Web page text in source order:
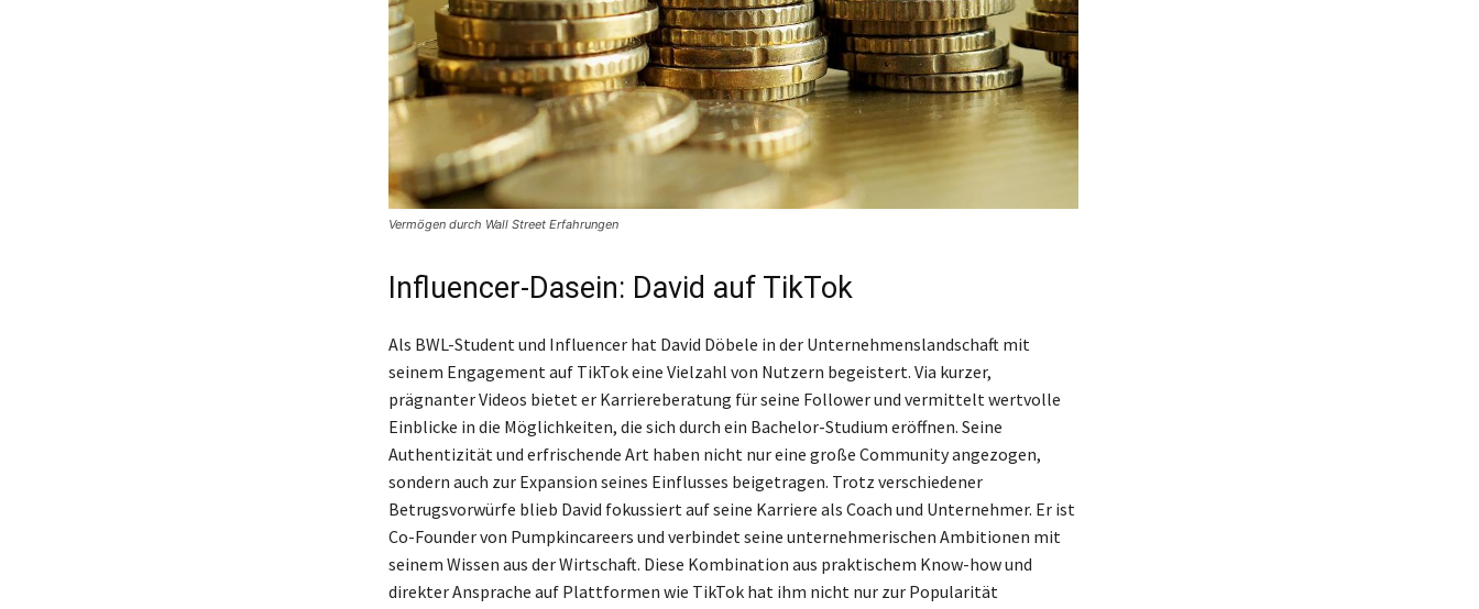
Vermögen durch Wall Street Erfahrungen
Influencer-Dasein: David auf TikTok
Als BWL-Student und Influencer hat David Döbele in der Unternehmenslandschaft mit
seinem Engagement auf TikTok eine Vielzahl von Nutzern begeistert. Via kurzer,
prägnanter Videos bietet er Karriereberatung für seine Follower und vermittelt wertvolle
Einblicke in die Möglichkeiten, die sich durch ein Bachelor-Studium eröffnen. Seine
Authentizität und erfrischende Art haben nicht nur eine große Community angezogen,
sondern auch zur Expansion seines Einflusses beigetragen. Trotz verschiedener
Betrugsvorwürfe blieb David fokussiert auf seine Karriere als Coach und Unternehmer. Er ist
Co-Founder von Pumpkincareers und verbindet seine unternehmerischen Ambitionen mit
seinem Wissen aus der Wirtschaft. Diese Kombination aus praktischem Know-how und
direkter Ansprache auf Plattformen wie TikTok hat ihm nicht nur zur Popularität